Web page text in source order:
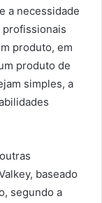
a necessidade
produto, em
produto de
simples, a
baseado
segundo a